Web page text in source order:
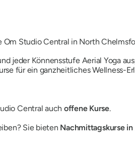
Om Studio Central in North
jeder Könnensstufe Aerial Yoga
für ein ganzheitliches Wellness-
Central auch offene Kurse.
Sie bieten Nachmittagskurse in